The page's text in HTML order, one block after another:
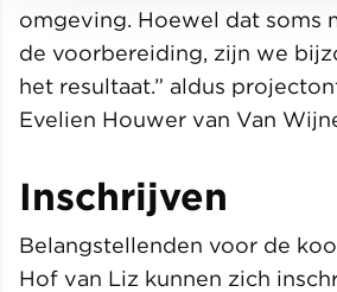
omgeving. Hoewel dat soms
de voorbereiding, zijn we
het resultaat.” aldus
Evelien Houwer van Van
Inschrijven
Belangstellenden voor de
Hof van Liz kunnen zich